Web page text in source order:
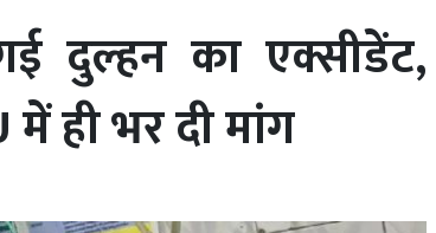
दुल्हन का एक्सीडेंट,
ही भर दी मांग